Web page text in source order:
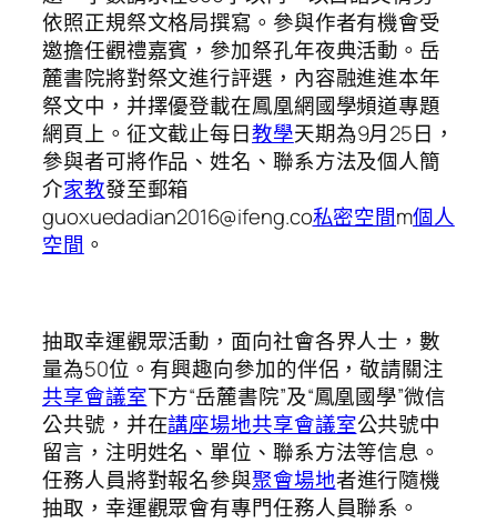
依照正規祭文格局撰寫。參與作者有機會受
邀擔任觀禮嘉賓，參加祭孔年夜典活動。岳
麓書院將對祭文進行評選，內容融進進本年
祭文中，并擇優登載在鳳凰網國學頻道專題
網頁上。征文截止每日教學天期為9月25日，
參與者可將作品、姓名、聯系方法及個人簡
介家教發至郵箱
guoxuedadian2016@ifeng.co私密空間m個人
空間 。
抽取幸運觀眾活動，面向社會各界人士，數
量為50位。有興趣向參加的伴侶，敬請關注
共享會議室下方“岳麓書院”及“鳳凰國學”微信
公共號，并在講座場地共享會議室公共號中
留言，注明姓名、單位、聯系方法等信息。
任務人員將對報名參與聚會場地者進行隨機
抽取，幸運觀眾會有專門任務人員聯系。